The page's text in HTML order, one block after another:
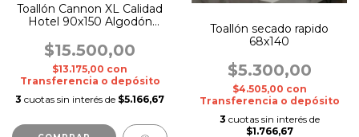
Toallón Cannon XL Calidad
Hotel 90x150 Algodón
$15.500,00
$13.175,00 con
Transferencia o depósito
3 cuotas sin interés de $5.166,67
Toallón secado rapido
68x140
$5.300,00
$4.505,00 con
Transferencia o depósito
3 cuotas sin interés de
$1.766,67